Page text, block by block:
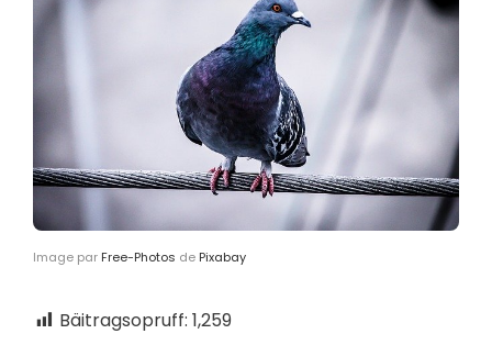
Image par Free-Photos de Pixabay
Bäitragsopruff: 1,259